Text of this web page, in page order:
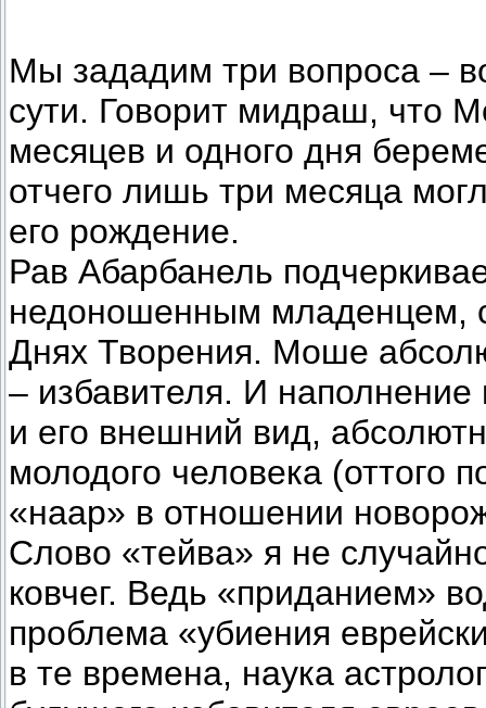
Мы зададим три вопроса –
сути. Говорит мидраш, что
месяцев и одного дня
отчего лишь три месяца
его рождение.
Рав Абарбанель
недоношенным младенцем,
Днях Творения. Моше
– избавителя. И
и его внешний вид,
молодого человека (оттого
«наар» в отношении
Слово «тейва» я не
ковчег. Ведь «приданием»
проблема «убиения
в те времена, наука